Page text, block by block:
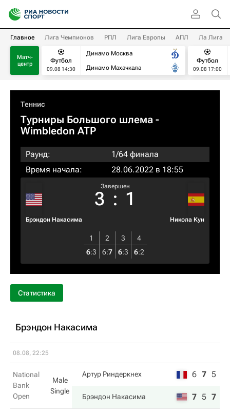
Главное Лига Чемпионов РПЛ Лига Европы АПЛ Ла Лига
Матч-
центр
Футбол
09.08 14:30
Динамо Москва
Динамо Махачкала
Футбол
09.08 17:00
Теннис
Турниры Большого шлема -
Wimbledon ATP
Раунд:
1/64 финала
Время начала:
28.06.2022 в 18:55
Брэндон Накаcима
Завершен
3 : 1
Никола Кун
1 2 3
4
6:3 6:7 6:3 6:2
Статистика
Брэндон Накаcима
08.08, 22:25
National
Bank
Open
Male
Single
Артур Риндеркнех 6 7 5
Брэндон Накаcима 7 5 7